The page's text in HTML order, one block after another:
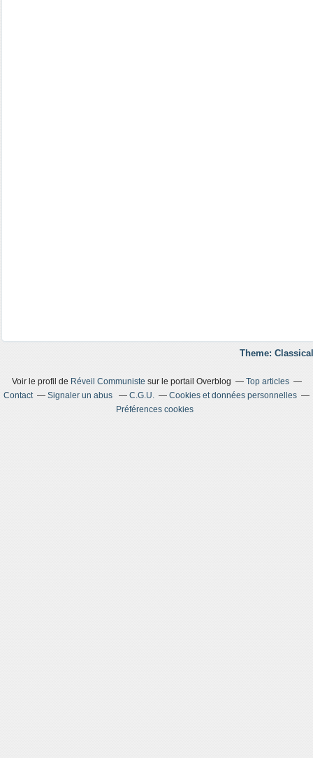
Theme:
Voir le profil de Réveil Communiste sur le portail Overblog
Top articles
Contact
Signaler un abus C.G.U.
Cookies et données personnelles
Préférences cookies